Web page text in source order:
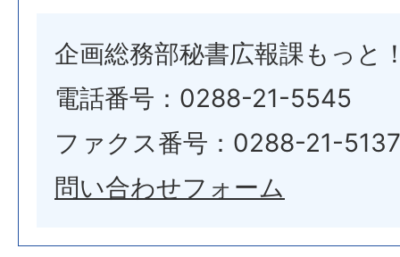
企画総務部秘書広報課もっと
電話番号：0288-21-5545
ファクス番号：0288-21-5137
問い合わせフォーム